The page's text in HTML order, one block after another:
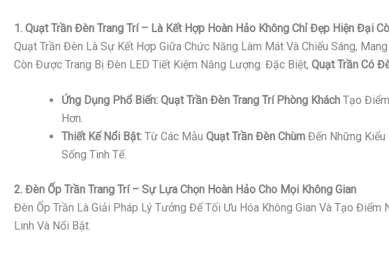
1. Quạt Trần Đèn Trang Trí – Là Kết Hợp Hoàn Hảo Không Chỉ Đẹp Hiện Đại
Quạt Trần Đèn Là Sự Kết Hợp Giữa Chức Năng Làm Mát Và Chiếu Sáng,
Còn Được Trang Bị Đèn LED Tiết Kiệm Năng Lượng. Đặc Biệt, Quạt Trần Có
Ứng Dụng Phổ Biến: Quạt Trần Đèn Trang Trí Phòng Khách Tạo
Hơn.
Thiết Kế Nổi Bật: Từ Các Mẫu Quạt Trần Đèn Chùm Đến Những Kiểu
Sống Tinh Tế.
2. Đèn Ốp Trần Trang Trí – Sự Lựa Chọn Hoàn Hảo Cho Mọi Không Gian
Đèn Ốp Trần Là Giải Pháp Lý Tưởng Để Tối Ưu Hóa Không Gian Và Tạo Điểm
Linh Và Nổi Bật.